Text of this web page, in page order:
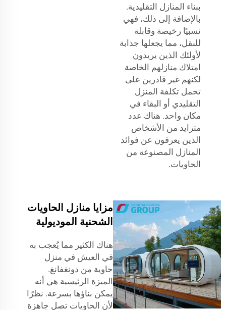
ببناء المنازل التقليدية.
بالإضافة إلى ذلك، فهي
نسبيًا رخيصة وقابلة
للنقل، مما يجعلها جذابة
لأولئك الذين يريدون
امتلاك منازلهم الخاصة
لكنهم غير قادرين على
تحمل تكلفة المنزل
التقليدي أو البقاء في
مكان واحد. هناك عدد
متزايد من الأشخاص
الذين يعرفون عن فوائد
المنازل المصنوعة من
الحاويات.
مزايا منازل الحاويات
الشحنية الموديولية
هناك الكثير مما يُعجب به
في العيش في منزل
حاوية من دونغفانغ.
الميزة الرئيسية هي أنه
يمكن بناؤها بسرعة. نظرًا
لأن الحاويات تصل جاهزة